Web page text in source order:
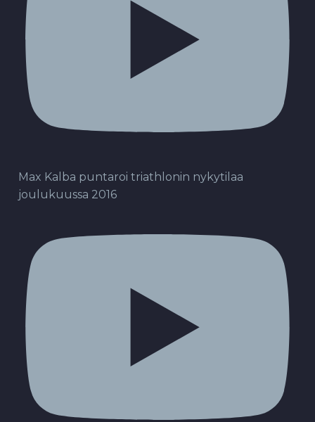
Max Kalba puntaroi triathlonin nykytilaa
joulukuussa 2016